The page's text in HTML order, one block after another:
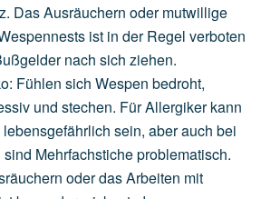
DasAusräuchern oder mutwillige
ist in der Regel verboten
nach sich ziehen.
: Fühlen sich Wespen bedroht,
und stechen. FürAllergiker kann
lebensgefährlich sein, aberauch bei
sind Mehrfachsticheproblematisch.
oderdasArbeiten mit